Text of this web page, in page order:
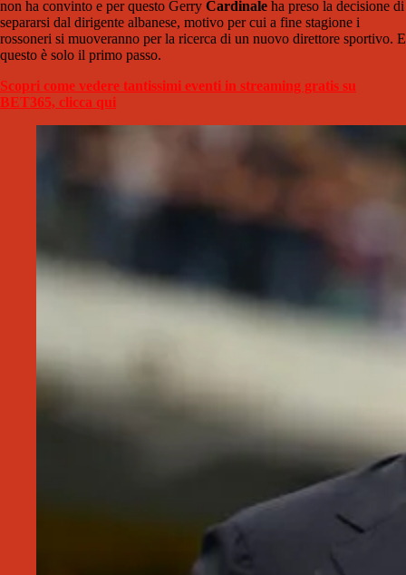
non ha convinto e per questo Gerry Cardinale ha preso la decisione di
separarsi dal dirigente albanese, motivo per cui a fine stagione i
rossoneri si muoveranno per la ricerca di un nuovo direttore sportivo. E
questo è solo il primo passo.
Scopri come vedere tantissimi eventi in streaming gratis su
BET365, clicca qui